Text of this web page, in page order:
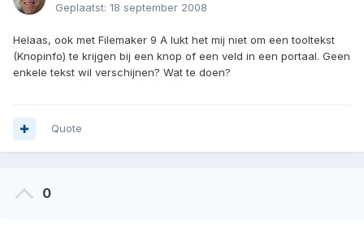
Geplaatst: 18 september 2008
Helaas, ook met Filemaker 9 A lukt het mij niet om een tooltekst
(Knopinfo) te krijgen bij een knop of een veld in een portaal. Geen
enkele tekst wil verschijnen? Wat te doen?
Quote
0